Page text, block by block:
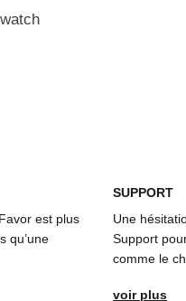
est plus
qu’une
SUPPORT
Une
Support
comme le
voir plus